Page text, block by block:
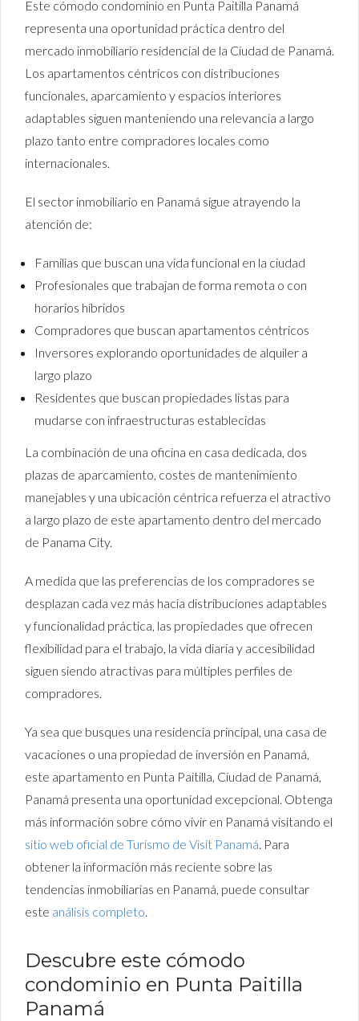
Este cómodo condominio en Punta Paitilla Panamá
representa una oportunidad práctica dentro del
mercado inmobiliario residencial de la Ciudad de Panamá.
Los apartamentos céntricos con distribuciones
funcionales, aparcamiento y espacios interiores
adaptables siguen manteniendo una relevancia a largo
plazo tanto entre compradores locales como
internacionales.
El sector inmobiliario en Panamá sigue atrayendo la
atención de:
Familias que buscan una vida funcional en la ciudad
Profesionales que trabajan de forma remota o con
horarios híbridos
Compradores que buscan apartamentos céntricos
Inversores explorando oportunidades de alquiler a
largo plazo
Residentes que buscan propiedades listas para
mudarse con infraestructuras establecidas
La combinación de una oficina en casa dedicada, dos
plazas de aparcamiento, costes de mantenimiento
manejables y una ubicación céntrica refuerza el atractivo
a largo plazo de este apartamento dentro del mercado
de Panama City.
A medida que las preferencias de los compradores se
desplazan cada vez más hacia distribuciones adaptables
y funcionalidad práctica, las propiedades que ofrecen
flexibilidad para el trabajo, la vida diaria y accesibilidad
siguen siendo atractivas para múltiples perfiles de
compradores.
Ya sea que busques una residencia principal, una casa de
vacaciones o una propiedad de inversión en Panamá,
este apartamento en Punta Paitilla, Ciudad de Panamá,
Panamá presenta una oportunidad excepcional. Obtenga
más información sobre cómo vivir en Panamá visitando el
sitio web oficial de Turismo de Visit Panamá . Para
obtener la información más reciente sobre las
tendencias inmobiliarias en Panamá, puede consultar
este análisis completo
Descubre este cómodo
condominio en Punta Paitilla
Panamá